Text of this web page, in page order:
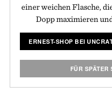
einer weichen Flasche,
Dopp maximieren
ERNEST-SHOP BEI
FÜR SPÄTER